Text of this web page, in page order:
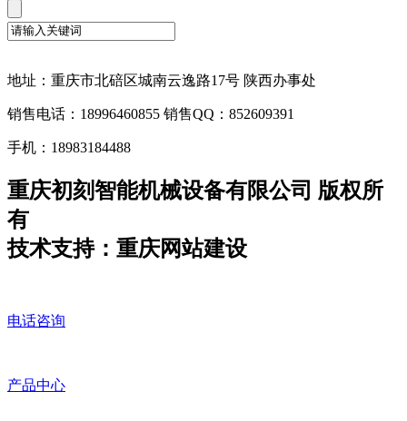
地址：重庆市北碚区城南云逸路17号 陕西办事处
销售电话：18996460855 销售QQ：852609391
手机：18983184488
重庆初刻智能机械设备有限公司 版权所
有
技术支持：重庆网站建设
电话咨询
产品中心